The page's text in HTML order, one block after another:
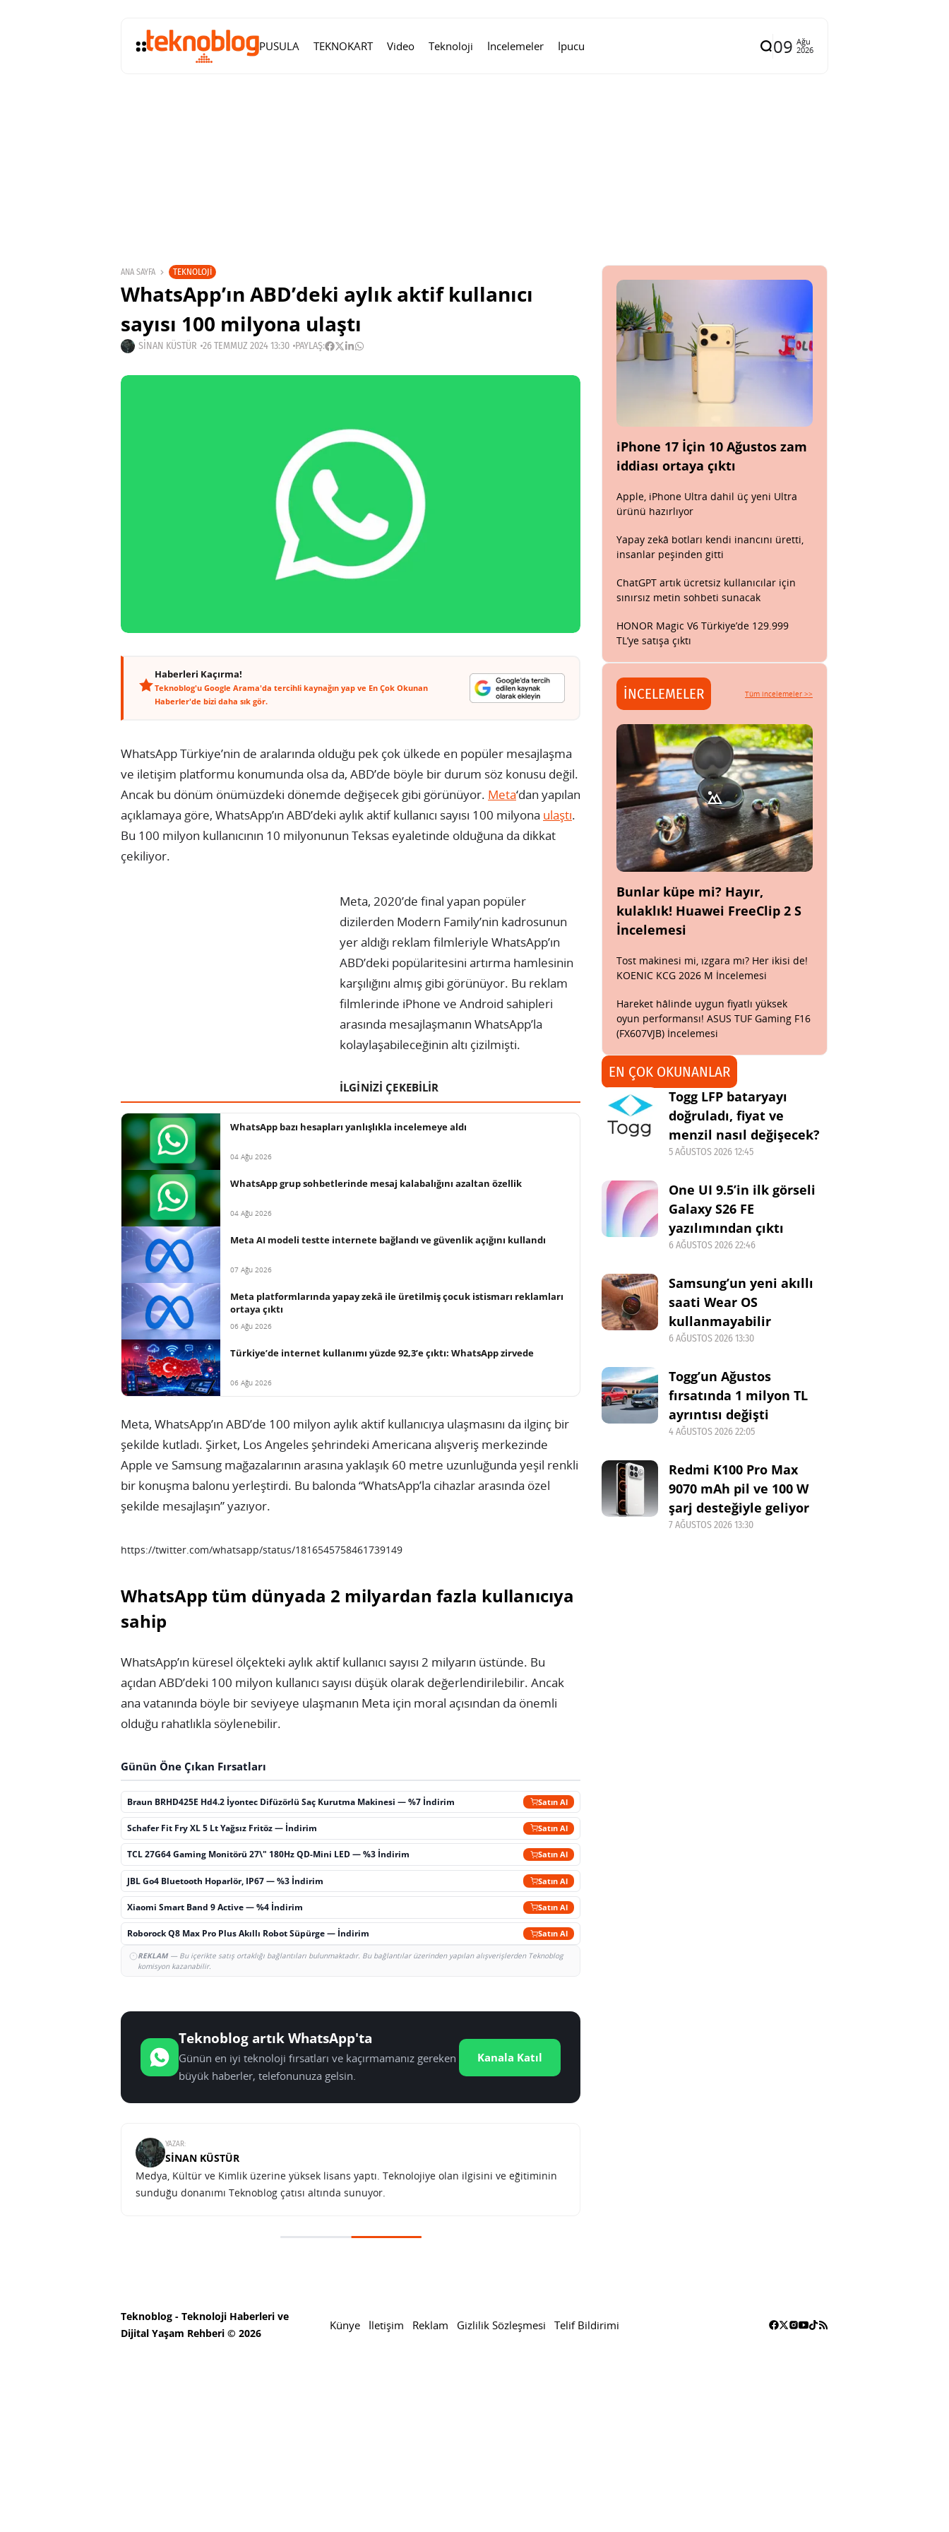
PUSULA TEKNOKART Video Teknoloji İncelemeler İpucu 09 Ağu
2026
ANA SAYFA TEKNOLOJI
WhatsApp’ın ABD’deki aylık aktif kullanıcı
sayısı 100 milyona ulaştı
SINAN KÜSTÜR 26 TEMMUZ 2024 13:30 PAYLAŞ:
Haberleri Kaçırma!
Teknoblog'u Google Arama'da tercihli kaynağın yap ve En Çok Okunan
Haberler'de bizi daha sık gör.
WhatsApp Türkiye’nin de aralarında olduğu pek çok ülkede en popüler mesajlaşma
ve iletişim platformu konumunda olsa da, ABD’de böyle bir durum söz konusu değil.
Ancak bu dönüm önümüzdeki dönemde değişecek gibi görünüyor. Meta‘dan yapılan
açıklamaya göre, WhatsApp’ın ABD’deki aylık aktif kullanıcı sayısı 100 milyona ulaştı.
Bu 100 milyon kullanıcının 10 milyonunun Teksas eyaletinde olduğuna da dikkat
çekiliyor.
Meta, 2020’de final yapan popüler
dizilerden Modern Family’nin kadrosunun
yer aldığı reklam filmleriyle WhatsApp’ın
ABD’deki popülaritesini artırma hamlesinin
karşılığını almış gibi görünüyor. Bu reklam
filmlerinde iPhone ve Android sahipleri
arasında mesajlaşmanın WhatsApp’la
kolaylaşabileceğinin altı çizilmişti.
İLGİNİZİ ÇEKEBİLİR
WhatsApp bazı hesapları yanlışlıkla incelemeye aldı
04 Ağu 2026
WhatsApp grup sohbetlerinde mesaj kalabalığını azaltan özellik
04 Ağu 2026
Meta AI modeli testte internete bağlandı ve güvenlik açığını kullandı
07 Ağu 2026
Meta platformlarında yapay zekâ ile üretilmiş çocuk istismarı reklamları
ortaya çıktı
06 Ağu 2026
Türkiye’de internet kullanımı yüzde 92,3’e çıktı: WhatsApp zirvede
06 Ağu 2026
Meta, WhatsApp’ın ABD’de 100 milyon aylık aktif kullanıcıya ulaşmasını da ilginç bir
şekilde kutladı. Şirket, Los Angeles şehrindeki Americana alışveriş merkezinde
Apple ve Samsung mağazalarının arasına yaklaşık 60 metre uzunluğunda yeşil renkli
bir konuşma balonu yerleştirdi. Bu balonda “WhatsApp’la cihazlar arasında özel
şekilde mesajlaşın” yazıyor.
https://twitter.com/whatsapp/status/1816545758461739149
WhatsApp tüm dünyada 2 milyardan fazla kullanıcıya
sahip
WhatsApp’ın küresel ölçekteki aylık aktif kullanıcı sayısı 2 milyarın üstünde. Bu
açıdan ABD’deki 100 milyon kullanıcı sayısı düşük olarak değerlendirilebilir. Ancak
ana vatanında böyle bir seviyeye ulaşmanın Meta için moral açısından da önemli
olduğu rahatlıkla söylenebilir.
Günün Öne Çıkan Fırsatları
Braun BRHD425E Hd4.2 İyontec Difüzörlü Saç Kurutma Makinesi — %7 İndirim Satın Al
Schafer Fit Fry XL 5 Lt Yağsız Fritöz — İndirim Satın Al
TCL 27G64 Gaming Monitörü 27\" 180Hz QD-Mini LED — %3 İndirim Satın Al
JBL Go4 Bluetooth Hoparlör, IP67 — %3 İndirim Satın Al
Xiaomi Smart Band 9 Active — %4 İndirim Satın Al
Roborock Q8 Max Pro Plus Akıllı Robot Süpürge — İndirim Satın Al
REKLAM— Bu içerikte satış ortaklığı bağlantıları bulunmaktadır. Bu bağlantılar üzerinden yapılan alışverişlerden Teknoblog
komisyon kazanabilir.
Teknoblog artık WhatsApp'ta
Günün en iyi teknoloji fırsatları ve kaçırmamanız gereken
büyük haberler, telefonunuza gelsin.
Kanala Katıl
YAZAR:
SINAN KÜSTÜR
Medya, Kültür ve Kimlik üzerine yüksek lisans yaptı. Teknolojiye olan ilgisini ve eğitiminin
sunduğu donanımı Teknoblog çatısı altında sunuyor.
iPhone 17 İçin 10 Ağustos zam
iddiası ortaya çıktı
Apple, iPhone Ultra dahil üç yeni Ultra
ürünü hazırlıyor
Yapay zekâ botları kendi inancını üretti,
insanlar peşinden gitti
ChatGPT artık ücretsiz kullanıcılar için
sınırsız metin sohbeti sunacak
HONOR Magic V6 Türkiye’de 129.999
TL’ye satışa çıktı
İNCELEMELER Tüm incelemeler >>
Bunlar küpe mi? Hayır,
kulaklık! Huawei FreeClip 2 S
İncelemesi
Tost makinesi mi, ızgara mı? Her ikisi de!
KOENIC KCG 2026 M İncelemesi
Hareket hâlinde uygun fiyatlı yüksek
oyun performansı! ASUS TUF Gaming F16
(FX607VJB) İncelemesi
EN ÇOK OKUNANLAR
Togg LFP bataryayı
doğruladı, fiyat ve
menzil nasıl değişecek?
5 AĞUSTOS 2026 12:45
One UI 9.5’in ilk görseli
Galaxy S26 FE
yazılımından çıktı
6 AĞUSTOS 2026 22:46
Samsung’un yeni akıllı
saati Wear OS
kullanmayabilir
6 AĞUSTOS 2026 13:30
Togg’un Ağustos
fırsatında 1 milyon TL
ayrıntısı değişti
4 AĞUSTOS 2026 22:05
Redmi K100 Pro Max
9070 mAh pil ve 100 W
şarj desteğiyle geliyor
7 AĞUSTOS 2026 13:30
Teknoblog - Teknoloji Haberleri ve
Dijital Yaşam Rehberi © 2026
Künye İletişim Reklam Gizlilik Sözleşmesi Telif Bildirimi